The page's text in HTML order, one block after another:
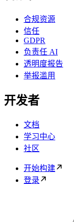
合规资源
信任
GDPR
负责任 AI
透明度报告
举报滥用
开发者
文档
学习中心
社区
开始构建
登录